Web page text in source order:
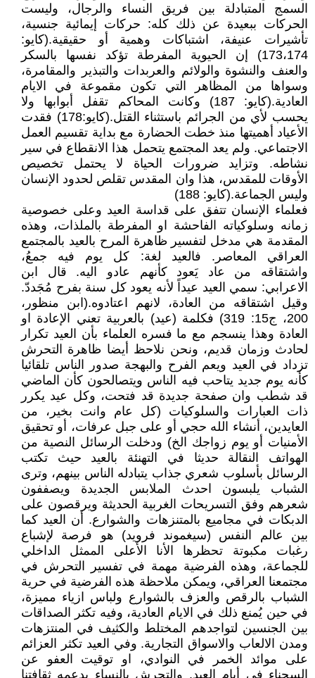
السمج المتبادلة بين فريق النساء والرجال، وليست
الحركات ببعيدة عن ذلك كله: حركات إيمائية جنسية،
تأشيرات عنيفة، اشتباكات وهمية أو حقيقية.(كايو:
173،174) إن الحيوية المفرطة تؤكد نفسها بالسكر
والعنف والنشوة والولائم والعربدات والتبذير والمقامرة،
وسواها من المظاهر التي تكون مقموعة في الايام
العادية.(كايو: 187) وكانت المحاكم تقفل أبوابها ولا
يحسب لأي من الجرائم باستثناء القتل.(كايو:178) فقدت
الأعياد أهميتها منذ خطت الحضارة مع بداية تقسيم العمل
الاجتماعي. ولم يعد المجتمع يتحمل هذا الانقطاع في سير
نشاطه. وتزايد ضرورات الحياة لا يحتمل تخصيص
الأوقات للمقدس، هذا وان المقدس تقلص لحدود الإنسان
وليس الجماعة.(كايو: 188)
فعلماء الإنسان تتفق على قداسة العيد وعلى خصوصية
زمانه وسلوكياته الفاحشة او المفرطة بالملذات، وهذه
المقدمة هي مدخل لتفسير ظاهرة المرح بالعيد بالمجتمع
العراقي المعاصر. فالعيد لغة: كل يوم فيه جمعُ،
واشتقاقه من عاد يَعود كأنهم عادو اليه. قال ابن
الاعرابي: سمي العيد عيداً لأنه يعود كل سنة بفرح مُجَددّ.
وقيل اشتقاقه من العادة، لانهم اعتادوه.(ابن منظور،
200، ج15: 319) فكلمة (عيد) بالعربية تعني الإعادة او
العادة وهذا ينسجم مع ما فسره العلماء بأن العيد تكرار
لحادث وزمان قديم، ونحن نلاحظ أيضا ظاهرة التحرش
تزداد في العيد ويعم الفرح والبهجة صدور الناس تلقائيا
كأنه يوم جديد يتاحب فيه الناس ويتصالحون كأن الماضي
قد شطب وان صفحة جديدة قد فتحت، وكل عيد يكرر
ذات العبارات والسلوكيات (كل عام وانت بخير، من
العايدين، أنشاء الله حجي أو على جبل عرفات، أو تحقيق
الأمنيات أو يوم زواجك الخ) ودخلت الرسائل النصية من
الهواتف النقالة حديثا في التهنئة بالعيد حيث تكتب
الرسائل بأسلوب شعري جذاب يتبادله الناس بينهم، وترى
الشباب يلبسون احدث الملابس الجديدة ويصففون
شعرهم وفق التسريحات الغربية الحديثة ويرقصون على
الدبكات في مجاميع بالمتنزهات والشوارع. أن العيد كما
بين عالم النفس (سيغموند فرويد) هو فرصة لإشباع
رغبات مكبوتة تحظرها الأنا الأعلى الممثل الداخلي
للجماعة، وهذه الفرضية مهمة في تفسير التحرش في
مجتمعنا العراقي، ويمكن ملاحظة هذه الفرضية في حرية
الشباب بالرقص والعزف بالشوارع ولباس ازياء مميزة،
في حين يُمنع ذلك في الايام العادية، وفيه تكثر الصداقات
بين الجنسين لتواجدهم المختلط والكثيف في المنتزهات
ومدن الالعاب والاسواق التجارية. وفي العيد تكثر العزائم
على موائد الخمر في النوادي، او توقيت العفو عن
السجناء في أيام العيد. والتحرش بالنساء يدعمه ثقافتنا